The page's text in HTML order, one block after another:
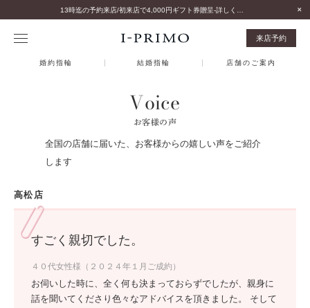
来店予約
婚約指輪 結婚指輪 店舗のご案内
Voice
お客様の声
全国の店舗に届いた、お客様からの嬉しい声をご紹介
します
高松店
すごく親切でした。
４０代女性様（２０２４年１月ご成約）
お伺いした時に、全く何も決まっておらずでしたが、親身に
話を聞いてくださり色々なアドバイスを頂きました。 そして